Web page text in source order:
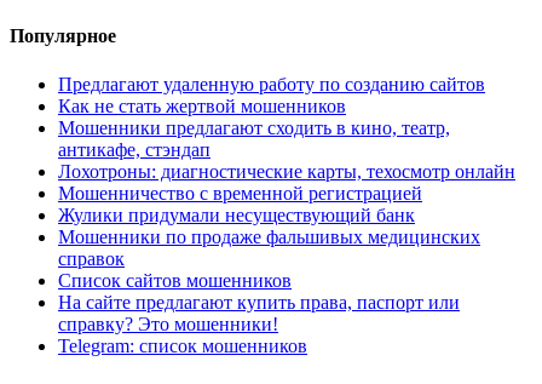
Популярное
Предлагают удаленную работу по созданию сайтов
Как не стать жертвой мошенников
Мошенники предлагают сходить в кино, театр,
антикафе, стэндап
Лохотроны: диагностические карты, техосмотр онлайн
Мошенничество с временной регистрацией
Жулики придумали несуществующий банк
Мошенники по продаже фальшивых медицинских
справок
Список сайтов мошенников
На сайте предлагают купить права, паспорт или
справку? Это мошенники!
Telegram: список мошенников